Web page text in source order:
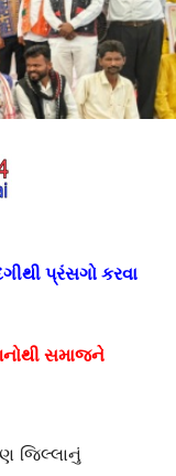
પ્રંસગો કરવા
સમાજને
જિલ્લાનું